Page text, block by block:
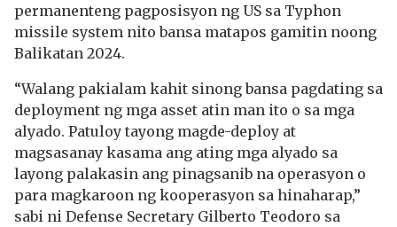
permanenteng pagposisyon ng US sa Typhon
missile system nito bansa matapos gamitin noong
Balikatan 2024.
“Walang pakialam kahit sinong bansa pagdating sa
deployment ng mga asset atin man ito o sa mga
alyado. Patuloy tayong magde-deploy at
magsasanay kasama ang ating mga alyado sa
layong palakasin ang pinagsanib na operasyon o
para magkaroon ng kooperasyon sa hinaharap,”
sabi ni Defense Secretary Gilberto Teodoro sa